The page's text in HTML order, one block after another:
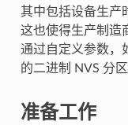
其中包括设备生产
这也使得生产制造
通过自定义参数，
的二进制 NVS 分区
准备工作